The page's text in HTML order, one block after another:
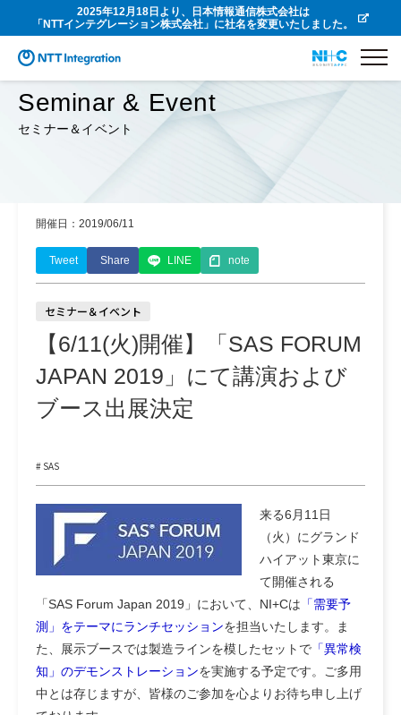
2025年12月18日より、日本情報通信株式会社は
「NTTインテグレーション株式会社」に社名を変更いたしました。
Seminar & Event
セミナー＆イベント
開催日：2019/06/11
Tweet Share LINE note
セミナー＆イベント
【6/11(火)開催】「SAS FORUM
JAPAN 2019」にて講演および
ブース出展決定
# SAS
来る6月11日
（火）にグランド
ハイアット東京に
て開催される
「SAS Forum Japan 2019」において、NI+Cは 「需要予
測」をテーマにランチセッションを担当いたします。ま
た、展示ブースでは製造ラインを模したセットで 「異常検
知」のデモンストレーションを実施する予定です。ご多用
中とは存じますが、皆様のご参加を心よりお待ち申し上げ